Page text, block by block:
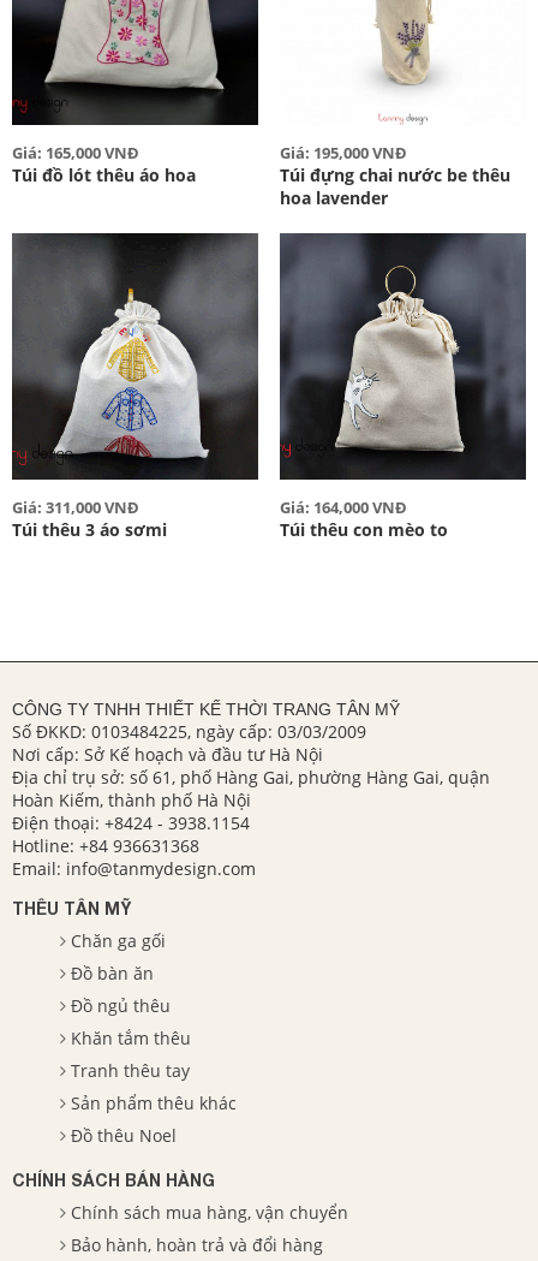
Giá: 165,000 VNĐ
Túi đồ lót thêu áo hoa
Giá: 195,000 VNĐ
Túi đựng chai nước be thêu
hoa lavender
Giá: 311,000 VNĐ
Túi thêu 3 áo sơmi
Giá: 164,000 VNĐ
Túi thêu con mèo to
CÔNG TY TNHH THIẾT KẾ THỜI TRANG TÂN MỸ
Số ĐKKD: 0103484225, ngày cấp: 03/03/2009
Nơi cấp: Sở Kế hoạch và đầu tư Hà Nội
Địa chỉ trụ sở: số 61, phố Hàng Gai, phường Hàng Gai, quận
Hoàn Kiếm, thành phố Hà Nội
Điện thoại: +8424 - 3938.1154
Hotline: +84 936631368
Email: info@tanmydesign.com
THÊU TÂN MỸ
Chăn ga gối
Đồ bàn ăn
Đồ ngủ thêu
Khăn tắm thêu
Tranh thêu tay
Sản phẩm thêu khác
Đồ thêu Noel
CHÍNH SÁCH BÁN HÀNG
Chính sách mua hàng, vận chuyển
Bảo hành, hoàn trả và đổi hàng